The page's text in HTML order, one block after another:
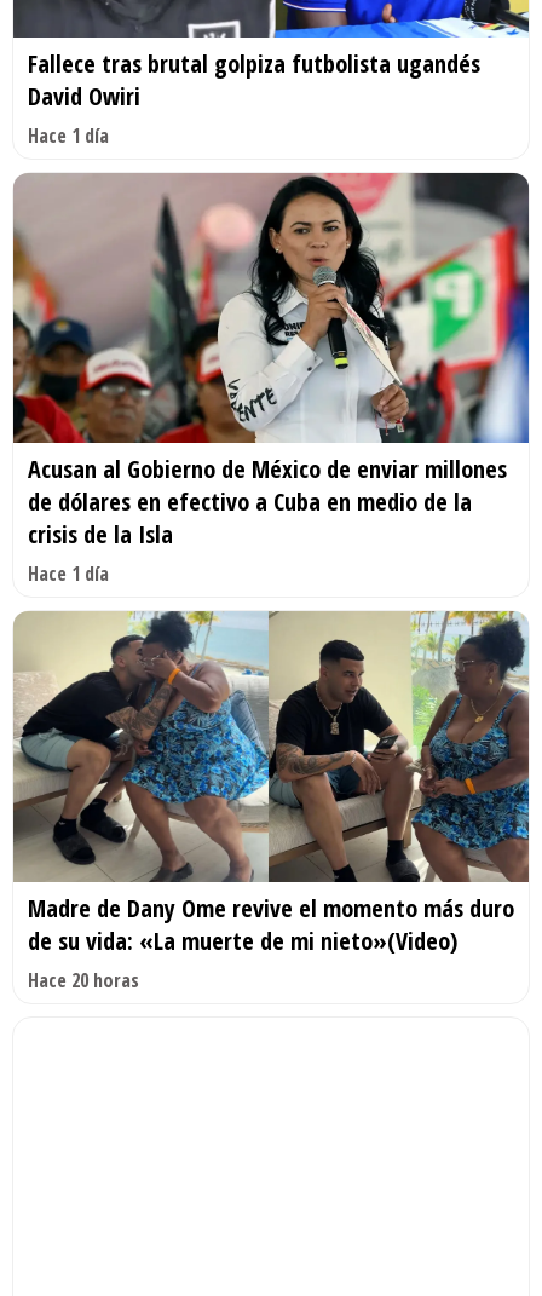
Fallece tras brutal golpiza futbolista ugandés
David Owiri
Hace 1 día
Acusan al Gobierno de México de enviar millones
de dólares en efectivo a Cuba en medio de la
crisis de la Isla
Hace 1 día
Madre de Dany Ome revive el momento más duro
de su vida: «La muerte de mi nieto»(Video)
Hace 20 horas